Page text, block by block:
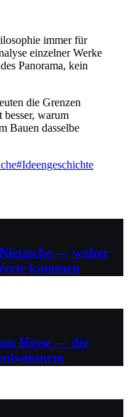
immer für
einzelner Werke
Panorama, kein
die Grenzen
warum
Bauen dasselbe
#Ideengeschichte
— woher
kommen
Hesse — die